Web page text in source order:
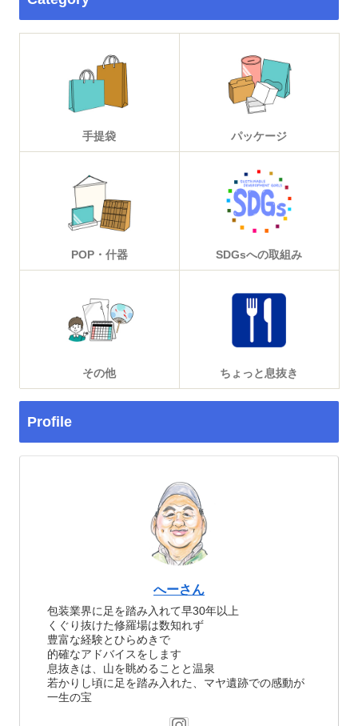
手提袋 パッケージ
POP・什器 SDGsへの取組み
その他 ちょっと息抜き
Profile
へーさん
包装業界に足を踏み入れて早30年以上
くぐり抜けた修羅場は数知れず
豊富な経験とひらめきで
的確なアドバイスをします
息抜きは、山を眺めることと温泉
若かりし頃に足を踏み入れた、マヤ遺跡での感動が
一生の宝